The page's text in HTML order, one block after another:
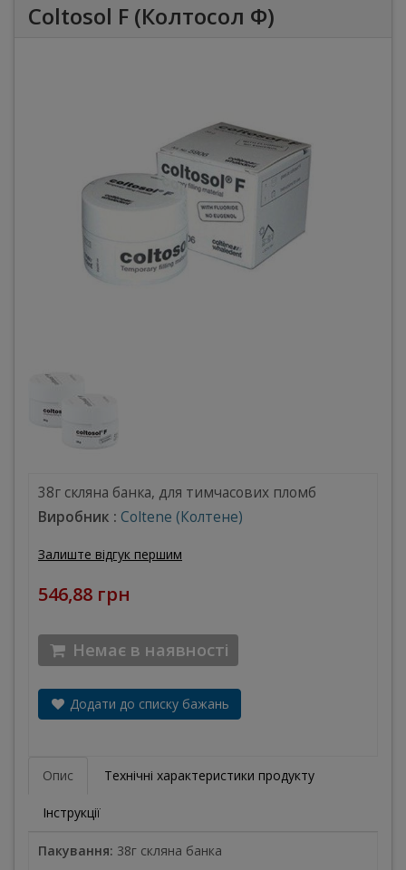
Coltosol F (Колтосол Ф)
38г скляна банка, для тимчасових пломб
Виробник : Coltene (Колтене)
Залиште відгук першим
546,88 грн
Немає в наявності
Додати до списку бажань
Опис Технічні характеристики продукту
Інструкції
Пакування: 38г скляна банка